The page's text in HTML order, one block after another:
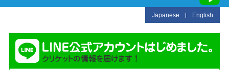
Japanese English